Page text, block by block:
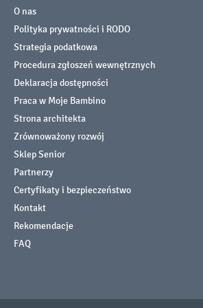
O nas
Polityka prywatności i RODO
Strategia podatkowa
Procedura zgłoszeń wewnętrznych
Deklaracja dostępności
Praca w Moje Bambino
Strona architekta
Zrównoważony rozwój
Sklep Senior
Partnerzy
Certyfikaty i bezpieczeństwo
Kontakt
Rekomendacje
FAQ